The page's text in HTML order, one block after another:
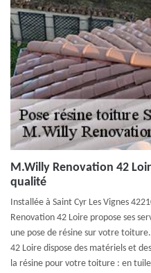
M.Willy Renovation 42
qualité
Installée à Saint Cyr Les Vignes
Renovation 42 Loire propose ses
une pose de résine sur votre
42 Loire dispose des matériels et
la résine pour votre toiture : en